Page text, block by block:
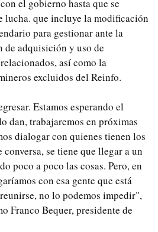
el gobierno hasta que se
lucha. que incluye la modificación
para gestionar ante la
de adquisición y uso de
así como la
excluidos del Reinfo.
Estamos esperando el
dan, trabajaremos en próximas
dialogar con quienes tienen los
se tiene que llegar a un
poco a poco las cosas. Pero, en
con esa gente que está
no lo podemos impedir",
Franco Bequer, presidente de